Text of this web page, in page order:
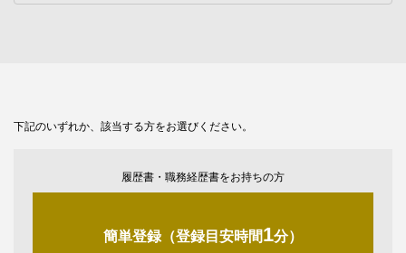
下記のいずれか、該当する方をお選びください。
履歴書・職務経歴書をお持ちの方
簡単登録（登録目安時間1分）